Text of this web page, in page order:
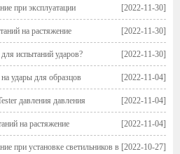
[2022-11-30]
при эксплуатации
тестовой машины? [2022-11-30]
на растяжение
[2022-11-30]
испытаний ударов?
[2022-11-04]
удары для образцов
[2022-11-04]
давления давления
[2022-11-04]
на растяжение
[2022-10-27]
при установке светильников в